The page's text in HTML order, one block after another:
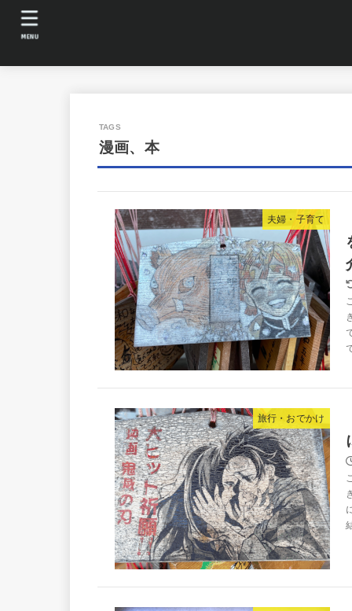
MENU
漫画、本
夫婦・子育て
旅行・おでかけ